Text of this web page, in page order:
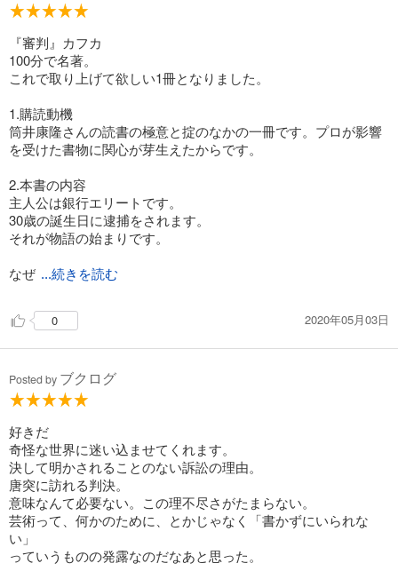
『審判』カフカ
100分で名著。
これで取り上げて欲しい1冊となりました。
1.購読動機
筒井康隆さんの読書の極意と掟のなかの一冊です。プロが影響
を受けた書物に関心が芽生えたからです。
2.本書の内容
主人公は銀行エリートです。
30歳の誕生日に逮捕をされます。
それが物語の始まりです。
なぜ ...続きを読む
0 2020年05月03日
Posted by ブクログ
好きだ
奇怪な世界に迷い込ませてくれます。
決して明かされることのない訴訟の理由。
唐突に訪れる判決。
意味なんて必要ない。この理不尽さがたまらない。
芸術って、何かのために、とかじゃなく「書かずにいられな
い」
っていうものの発露なのだなあと思った。